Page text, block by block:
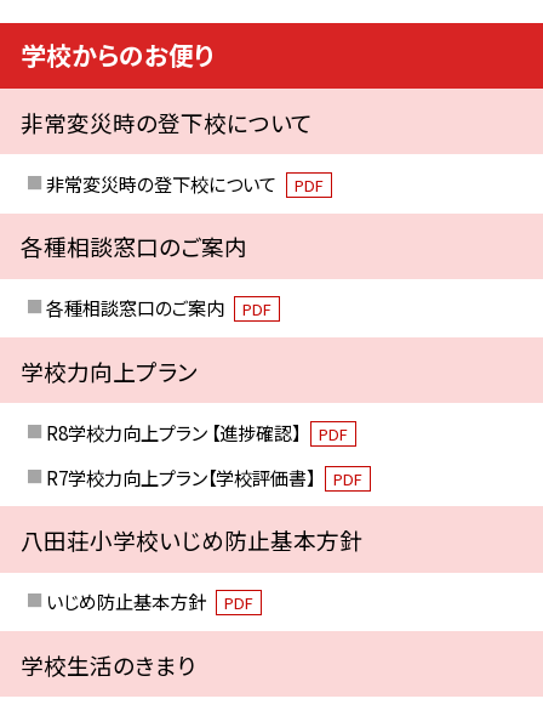
学校からのお便り
非常変災時の登下校について
非常変災時の登下校について PDF
各種相談窓口のご案内
各種相談窓口のご案内 PDF
学校力向上プラン
R8学校力向上プラン 【進捗確認】 PDF
R7学校力向上プラン【学校評価書】 PDF
八田荘小学校いじめ防止基本方針
いじめ防止基本方針 PDF
学校生活のきまり